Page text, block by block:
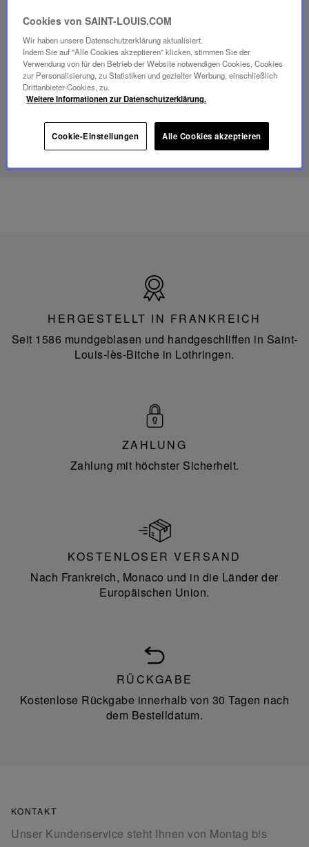
ENTDECKEN SIE UNSER SAVOIR-FAIRE
abspielen
YouTube-
Video,
Folia
Mini-
Lampe
Frankreich
HERGESTELLT IN FRANKREICH
Seit 1586 mundgeblasen und handgeschliffen in Saint-
Louis-lès-Bitche in Lothringen.
ZAHLUNG
Zahlung mit höchster Sicherheit.
KOSTENLOSER VERSAND
Nach Frankreich, Monaco und in die Länder der
Europäischen Union.
RÜCKGABE
Kostenlose Rückgabe innerhalb von 30 Tagen nach
dem Bestelldatum.
KONTAKT
Unser Kundenservice steht Ihnen von Montag bis
Cookies von SAINT-LOUIS.COM
Wir haben unsere Datenschutzerklärung aktualisiert.
Indem Sie auf "Alle Cookies akzeptieren" klicken, stimmen Sie der
Verwendung von für den Betrieb der Website notwendigen Cookies, Cookies
zur Personalisierung, zu Statistiken und gezielter Werbung, einschließlich
Drittanbieter-Cookies, zu.
Weitere Informationen zur Datenschutzerklärung.
Cookie-Einstellungen Alle Cookies akzeptieren